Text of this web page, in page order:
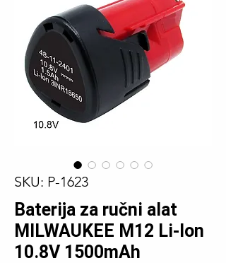
SKU: P-1623
Baterija za ručni alat
MILWAUKEE M12 Li-Ion
10.8V 1500mAh